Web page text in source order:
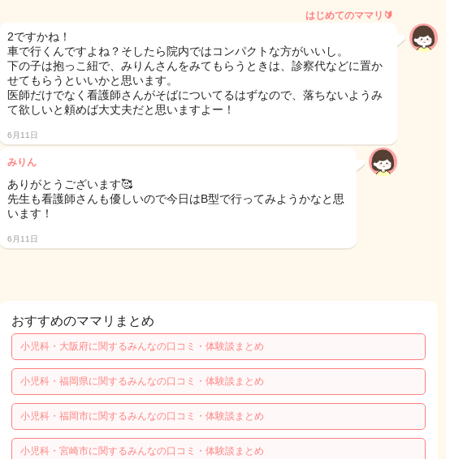
はじめてのママリ🔰
2ですかね！
車で行くんですよね？そしたら院内ではコンパクトな方がいいし。
下の子は抱っこ紐で、みりんさんをみてもらうときは、診察代などに置か
せてもらうといいかと思います。
医師だけでなく看護師さんがそばについてるはずなので、落ちないようみ
て欲しいと頼めば大丈夫だと思いますよー！
6月11日
みりん
ありがとうございます🥰
先生も看護師さんも優しいので今日はB型で行ってみようかなと思
います！
6月11日
おすすめのママリまとめ
小児科・大阪府に関するみんなの口コミ・体験談まとめ
小児科・福岡県に関するみんなの口コミ・体験談まとめ
小児科・福岡市に関するみんなの口コミ・体験談まとめ
小児科・宮崎市に関するみんなの口コミ・体験談まとめ